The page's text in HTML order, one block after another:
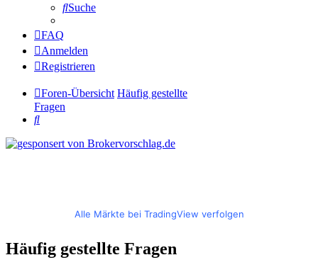
Suche
FAQ
Anmelden
Registrieren
Foren-Übersicht Häufig gestellte
Fragen
Suche
Alle Märkte bei TradingView verfolgen
Häufig gestellte Fragen